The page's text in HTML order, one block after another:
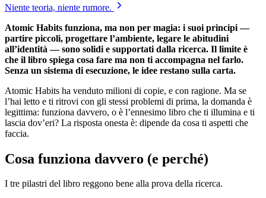
Niente teoria, niente rumore.
Atomic Habits funziona, ma non per magia: i suoi principi —
partire piccoli, progettare l’ambiente, legare le abitudini
all’identità — sono solidi e supportati dalla ricerca. Il limite è
che il libro spiega cosa fare ma non ti accompagna nel farlo.
Senza un sistema di esecuzione, le idee restano sulla carta.
Atomic Habits ha venduto milioni di copie, e con ragione. Ma se
l’hai letto e ti ritrovi con gli stessi problemi di prima, la domanda è
legittima: funziona davvero, o è l’ennesimo libro che ti illumina e ti
lascia dov’eri? La risposta onesta è: dipende da cosa ti aspetti che
faccia.
Cosa funziona davvero (e perché)
I tre pilastri del libro reggono bene alla prova della ricerca.